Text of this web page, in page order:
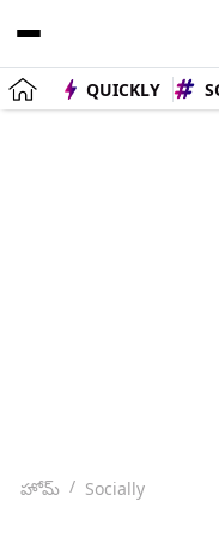
QUICKLY
హోమ్ Socially